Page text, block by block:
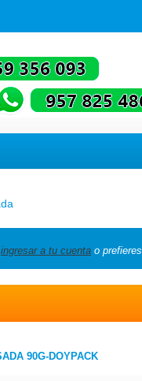
ingresar a tu cuenta o prefieres
90G-DOYPACK